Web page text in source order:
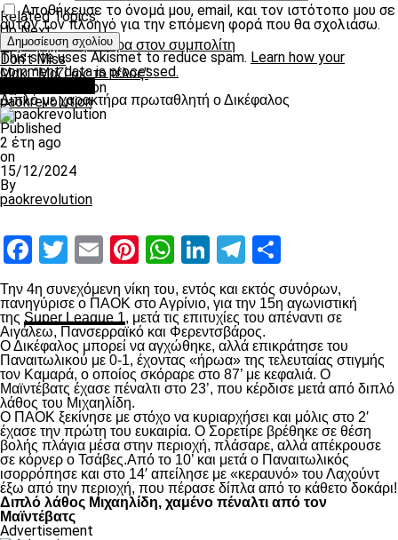
Related Topics:
Up Next
Κορυφή με σφαλιάρα στον συμπολίτη
Don't Miss
Μακ: “Μαζί ως το τέλος”
paokrevolution
Αποθήκευσε το όνομά μου, email, και τον ιστότοπο μου σε
αυτόν τον πλοηγό για την επόμενη φορά που θα σχολιάσω.
This site uses Akismet to reduce spam. Learn how your
comment data is processed.
Διπλό με χαρακτήρα πρωταθλητή ο Δικέφαλος
Published
2 έτη ago
on
15/12/2024
By
paokrevolution
Facebook
Twitter
EmailPinterest
WhatsApp
LinkedIn
Telegram
Την 4η συνεχόμενη νίκη του, εντός και εκτός συνόρων,
πανηγύρισε ο ΠΑΟΚ στο Αγρίνιο, για την 15η αγωνιστική
της Super League 1, μετά τις επιτυχίες του απέναντι σε
Αιγάλεω, Πανσερραϊκό και Φερεντσβάρος.
Ο Δικέφαλος μπορεί να αγχώθηκε, αλλά επικράτησε του
Παναιτωλικού με 0-1, έχοντας «ήρωα» της τελευταίας στιγμής
τον Καμαρά, ο οποίος σκόραρε στο 87’ με κεφαλιά. Ο
Μαϊντέβατς έχασε πέναλτι στο 23’, που κέρδισε μετά από διπλό
λάθος του Μιχαηλίδη.
Ο ΠΑΟΚ ξεκίνησε με στόχο να κυριαρχήσει και μόλις στο 2′
έχασε την πρώτη του ευκαιρία. Ο Σορετίρε βρέθηκε σε θέση
βολής πλάγια μέσα στην περιοχή, πλάσαρε, αλλά απέκρουσε
σε κόρνερ ο Τσάβες.Από το 10’ και μετά ο Παναιτωλικός
ισορρόπησε και στο 14′ απείλησε με «κεραυνό» του Λαχούντ
έξω από την περιοχή, που πέρασε δίπλα από το κάθετο δοκάρι!
Διπλό λάθος Μιχαηλίδη, χαμένο πέναλτι από τον
Μαϊντέβατς
Advertisement